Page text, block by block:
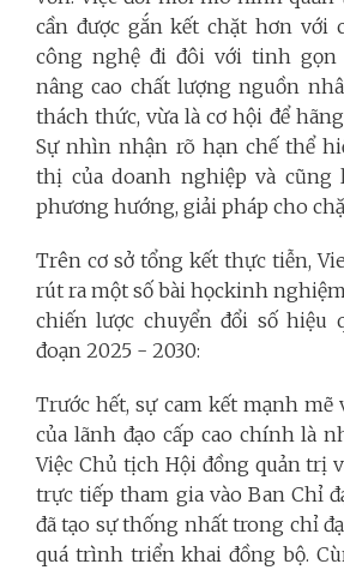
cần được gắn kết chặt hơn với
công nghệ đi đôi với tinh gọn
nâng cao chất lượng nguồn
thách thức, vừa là cơ hội để
Sự nhìn nhận rõ hạn chế thể
thị của doanh nghiệp và cũng
phương hướng, giải pháp cho
Trên cơ sở tổng kết thực tiễn,
rút ra một số bài họckinh
chiến lược chuyển đổi số hiệu
đoạn 2025 - 2030:
Trước hết, sự cam kết mạnh mẽ
của lãnh đạo cấp cao chính là
Việc Chủ tịch Hội đồng quản trị
trực tiếp tham gia vào Ban Chỉ
đã tạo sự thống nhất trong chỉ
quá trình triển khai đồng bộ.